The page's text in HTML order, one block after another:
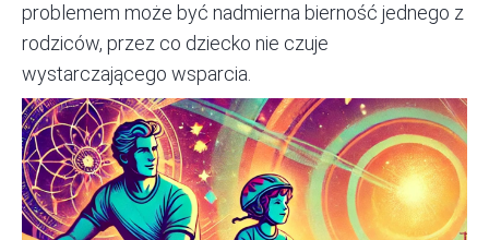
problemem może być nadmierna bierność jednego z
rodziców, przez co dziecko nie czuje
wystarczającego wsparcia.